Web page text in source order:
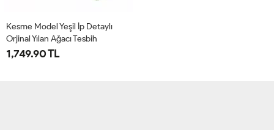
Kesme Model Yeşil İp Detaylı
Orjinal Yılan Ağacı Tesbih
1,749.90 TL